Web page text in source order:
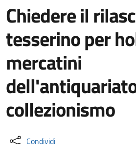
Chiedere il
tesserino per
mercatini
collezionismo
Condividi